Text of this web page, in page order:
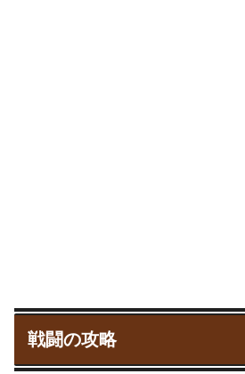
戦闘の攻略